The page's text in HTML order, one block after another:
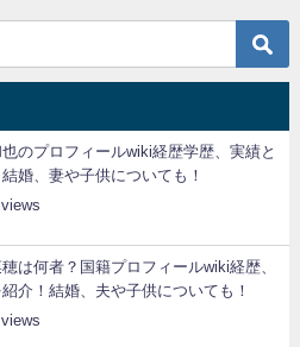
のプロフィールwiki経歴学歴、実績と
婚、妻や子供についても！
は何者？国籍プロフィールwiki経歴、
介！結婚、夫や子供についても！